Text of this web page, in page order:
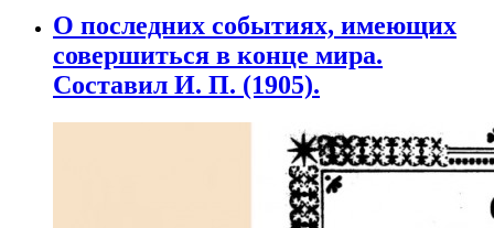
О последних событиях, имеющих
совершиться в конце мира.
Составил И. П. (1905).